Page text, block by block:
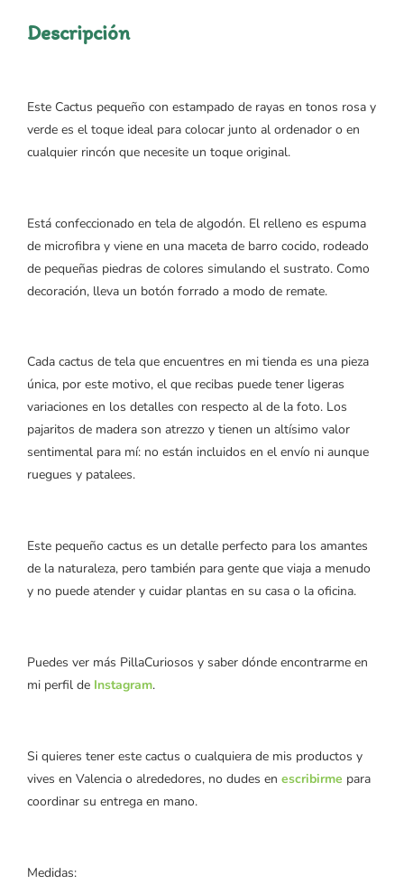
Descripción
Este Cactus pequeño con estampado de rayas en tonos rosa y
verde es el toque ideal para colocar junto al ordenador o en
cualquier rincón que necesite un toque original.
Está confeccionado en tela de algodón. El relleno es espuma
de microfibra y viene en una maceta de barro cocido, rodeado
de pequeñas piedras de colores simulando el sustrato. Como
decoración, lleva un botón forrado a modo de remate.
Cada cactus de tela que encuentres en mi tienda es una pieza
única, por este motivo, el que recibas puede tener ligeras
variaciones en los detalles con respecto al de la foto. Los
pajaritos de madera son atrezzo y tienen un altísimo valor
sentimental para mí: no están incluidos en el envío ni aunque
ruegues y patalees.
Este pequeño cactus es un detalle perfecto para los amantes
de la naturaleza, pero también para gente que viaja a menudo
y no puede atender y cuidar plantas en su casa o la oficina.
Puedes ver más PillaCuriosos y saber dónde encontrarme en
mi perfil de Instagram.
Si quieres tener este cactus o cualquiera de mis productos y
vives en Valencia o alrededores, no dudes en escribirme para
coordinar su entrega en mano.
Medidas: